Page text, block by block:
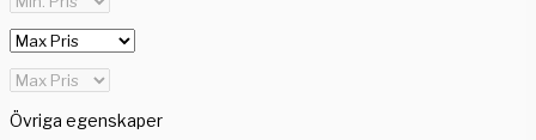
Övriga egenskaper